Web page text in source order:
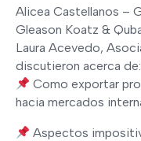
Alicea Castellanos –
Gleason Koatz &
Laura Acevedo,
discutieron acerca de:
Como exportar
hacia mercados
Aspectos